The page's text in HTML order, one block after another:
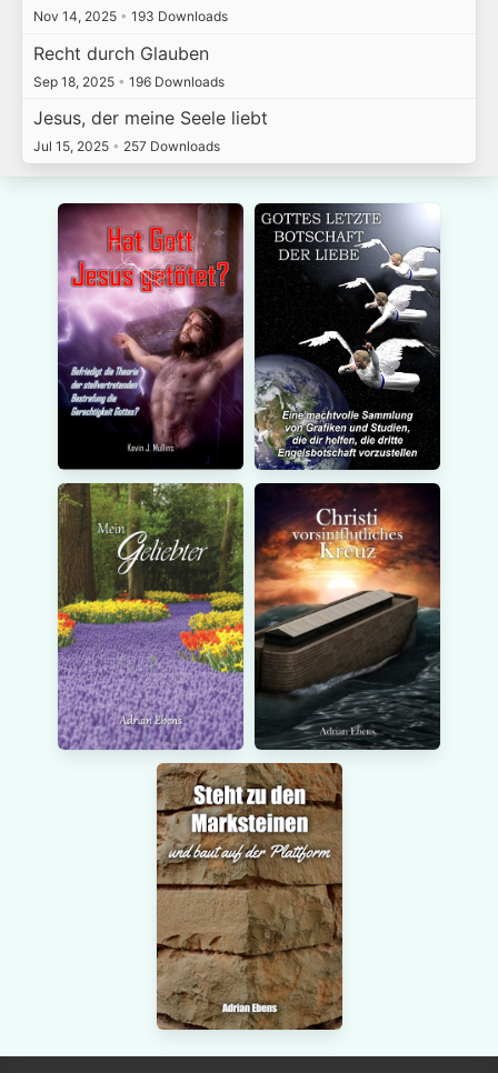
Nov 14, 2025 • 193 Downloads
Recht durch Glauben
Sep 18, 2025 • 196 Downloads
Jesus, der meine Seele liebt
Jul 15, 2025 • 257 Downloads